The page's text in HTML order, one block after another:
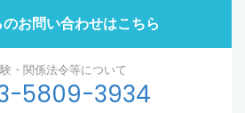
お問い合わせはこちら
・関係法令等について
5809-3934